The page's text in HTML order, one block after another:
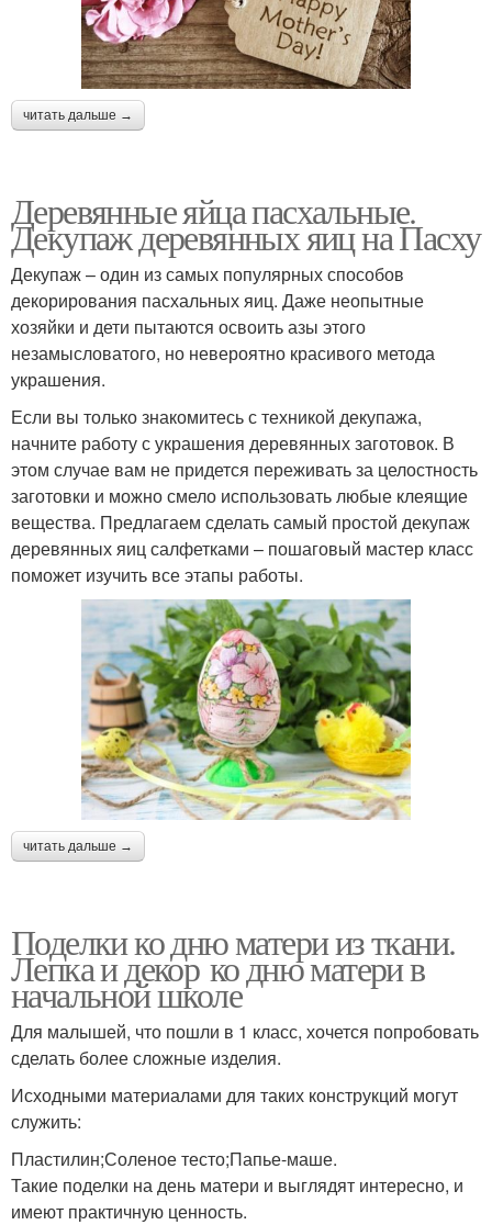
читать дальше →
Деревянные яйца пасхальные.
Декупаж деревянных яиц на Пасху
Декупаж – один из самых популярных способов
декорирования пасхальных яиц. Даже неопытные
хозяйки и дети пытаются освоить азы этого
незамысловатого, но невероятно красивого метода
украшения.
Если вы только знакомитесь с техникой декупажа,
начните работу с украшения деревянных заготовок. В
этом случае вам не придется переживать за целостность
заготовки и можно смело использовать любые клеящие
вещества. Предлагаем сделать самый простой декупаж
деревянных яиц салфетками – пошаговый мастер класс
поможет изучить все этапы работы.
читать дальше →
Поделки ко дню матери из ткани.
Лепка и декор ко дню матери в
начальной школе
Для малышей, что пошли в 1 класс, хочется попробовать
сделать более сложные изделия.
Исходными материалами для таких конструкций могут
служить:
Пластилин;Соленое тесто;Папье-маше.
Такие поделки на день матери и выглядят интересно, и
имеют практичную ценность.